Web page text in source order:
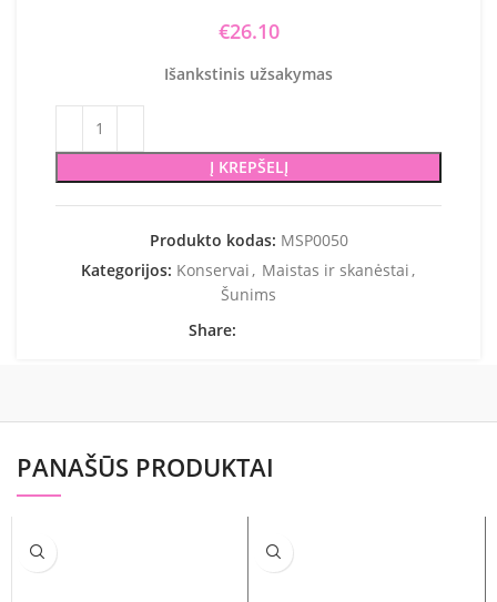
€26.10
Išankstinis užsakymas
Į KREPŠELĮ
Produkto kodas: MSP0050
Kategorijos: Konservai , Maistas ir skanėstai ,
Šunims
Share:
PANAŠŪS PRODUKTAI